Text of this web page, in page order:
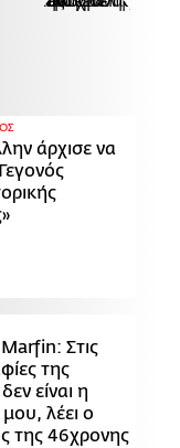
άρχισε να
Στις
της
είναι η
λέει ο
της 46χρονης